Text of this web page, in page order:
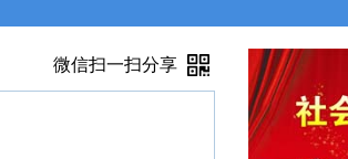
微信扫一扫分享